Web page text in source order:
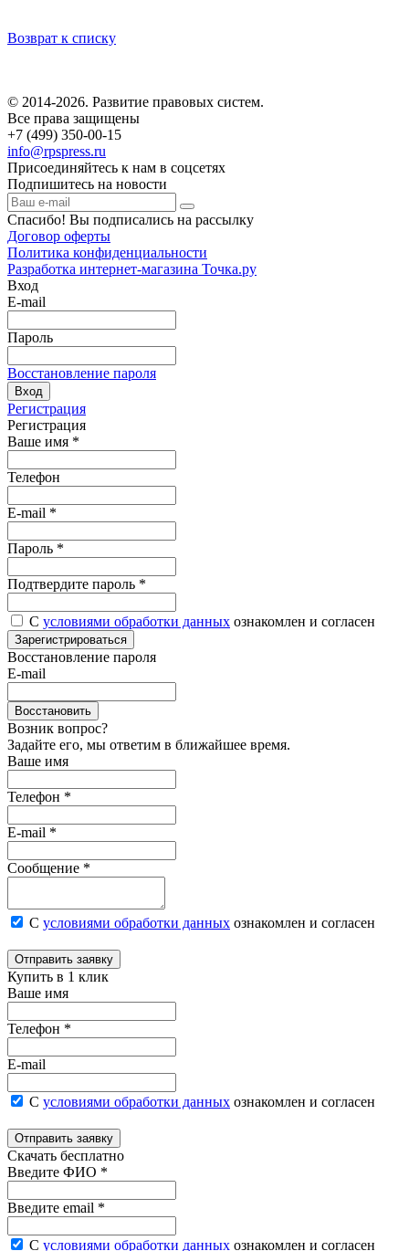
Возврат к списку
© 2014-2026. Развитие правовых систем.
Все права защищены
+7 (499) 350-00-15
info@rpspress.ru
Присоединяйтесь к нам в соцсетях
Подпишитесь на новости
Спасибо! Вы подписались на рассылку
Договор оферты
Политика конфиденциальности
Разработка интернет-магазина Точка.ру
Вход
E-mail
Пароль
Восстановление пароля
Вход
Регистрация
Регистрация
Ваше имя *
Телефон
E-mail *
Пароль *
Подтвердите пароль *
С условиями обработки данных ознакомлен и согласен
Зарегистрироваться
Восстановление пароля
E-mail
Восстановить
Возник вопрос?
Задайте его, мы ответим в ближайшее время.
Ваше имя
Телефон *
E-mail *
Сообщение *
С условиями обработки данных ознакомлен и согласен
Отправить заявку
Купить в 1 клик
Ваше имя
Телефон *
E-mail
С условиями обработки данных ознакомлен и согласен
Отправить заявку
Скачать бесплатно
Введите ФИО *
Введите email *
С условиями обработки данных ознакомлен и согласен